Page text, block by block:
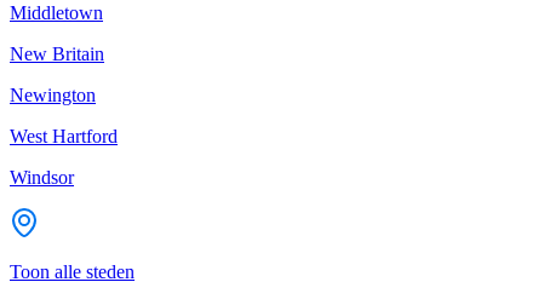
Middletown
New Britain
Newington
West Hartford
Windsor
Toon alle steden